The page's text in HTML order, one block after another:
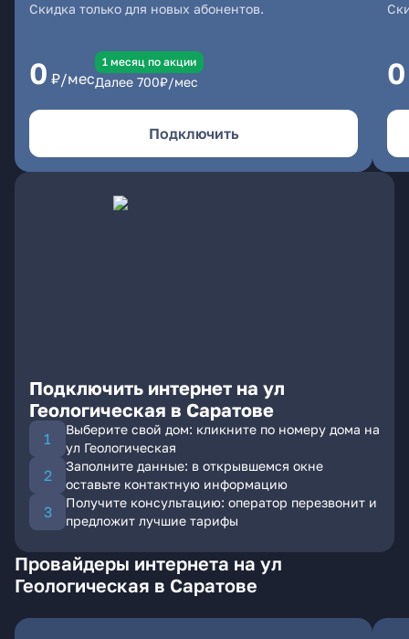
Скидка только для новых абонентов.
0 ₽/мес
1 месяц по акции
Далее 700₽/мес
Подключить
0
Подключить интернет на ул
Геологическая в Саратове
Выберите свой дом: кликните по номеру дома на
ул Геологическая
Заполните данные: в открывшемся окне
оставьте контактную информацию
Получите консультацию: оператор перезвонит и
предложит лучшие тарифы
Провайдеры интернета на ул
Геологическая в Саратове